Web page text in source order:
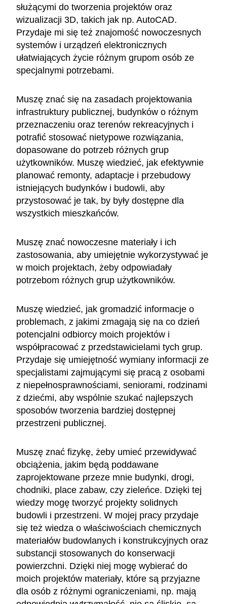
służącymi do tworzenia projektów oraz
wizualizacji 3D, takich jak np. AutoCAD.
Przydaje mi się też znajomość nowoczesnych
systemów i urządzeń elektronicznych
ułatwiających życie różnym grupom osób ze
specjalnymi potrzebami.
Muszę znać się na zasadach projektowania
infrastruktury publicznej, budynków o różnym
przeznaczeniu oraz terenów rekreacyjnych i
potrafić stosować nietypowe rozwiązania,
dopasowane do potrzeb różnych grup
użytkowników. Muszę wiedzieć, jak efektywnie
planować remonty, adaptacje i przebudowy
istniejących budynków i budowli, aby
przystosować je tak, by były dostępne dla
wszystkich mieszkańców.
Muszę znać nowoczesne materiały i ich
zastosowania, aby umiejętnie wykorzystywać je
w moich projektach, żeby odpowiadały
potrzebom różnych grup użytkowników.
Muszę wiedzieć, jak gromadzić informacje o
problemach, z jakimi zmagają się na co dzień
potencjalni odbiorcy moich projektów i
współpracować z przedstawicielami tych grup.
Przydaje się umiejętność wymiany informacji ze
specjalistami zajmującymi się pracą z osobami
z niepełnosprawnościami, seniorami, rodzinami
z dziećmi, aby wspólnie szukać najlepszych
sposobów tworzenia bardziej dostępnej
przestrzeni publicznej.
Muszę znać fizykę, żeby umieć przewidywać
obciążenia, jakim będą poddawane
zaprojektowane przeze mnie budynki, drogi,
chodniki, place zabaw, czy zieleńce. Dzięki tej
wiedzy mogę tworzyć projekty solidnych
budowli i przestrzeni. W mojej pracy przydaje
się też wiedza o właściwościach chemicznych
materiałów budowlanych i konstrukcyjnych oraz
substancji stosowanych do konserwacji
powierzchni. Dzięki niej mogę wybierać do
moich projektów materiały, które są przyjazne
dla osób z różnymi ograniczeniami, np. mają